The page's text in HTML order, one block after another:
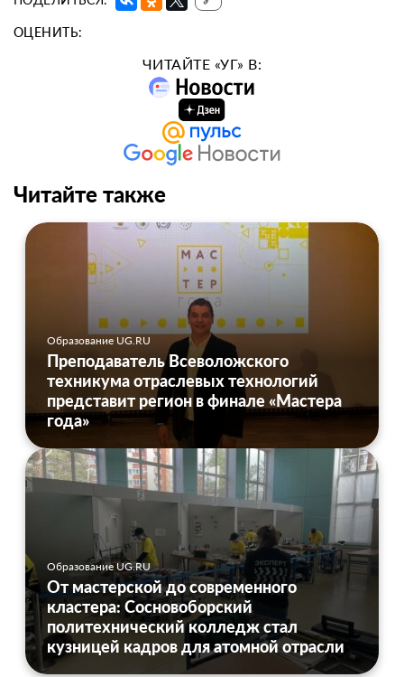
ОЦЕНИТЬ:
ЧИТАЙТЕ «УГ» В:
Читайте также
Образование UG.RU
Преподаватель Всеволожского
техникума отраслевых технологий
представит регион в финале «Мастера
года»
Образование UG.RU
От мастерской до современного
кластера: Сосновоборский
политехнический колледж стал
кузницей кадров для атомной отрасли